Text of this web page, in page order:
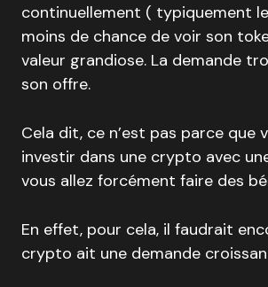
continuellement ( typiquement
moins de chance de voir son
valeur grandiose. La demande
son offre.
Cela dit, ce n’est pas parce que
investir dans une crypto avec
vous allez forcément faire des
En effet, pour cela, il faudrait
crypto ait une demande